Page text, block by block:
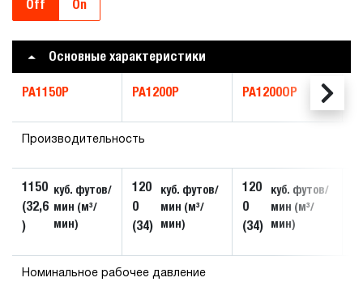
Off On
Основные характеристики
PA1150P PA1200P PA1200OP
Производительность
1150
(32,6
)
куб. футов/
мин (м³/
мин)
120
0
(34)
куб. футов/
мин (м³/
мин)
120
0
(34)
куб. футов/
мин (м³/
мин)
Номинальное рабочее давление